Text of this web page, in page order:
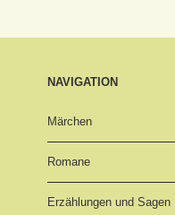
NAVIGATION
Märchen
Romane
Erzählungen und Sagen